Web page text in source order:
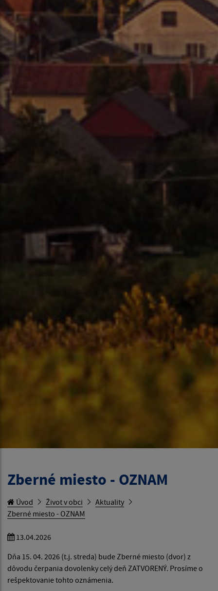
Zberné miesto - OZNAM
Úvod Život v obci
Aktuality
Zberné miesto - OZNAM
13.04.2026
Dňa 15. 04. 2026 (t.j. streda) bude Zberné miesto (dvor) z
dôvodu čerpania dovolenky celý deň ZATVORENÝ. Prosíme o
rešpektovanie tohto oznámenia.